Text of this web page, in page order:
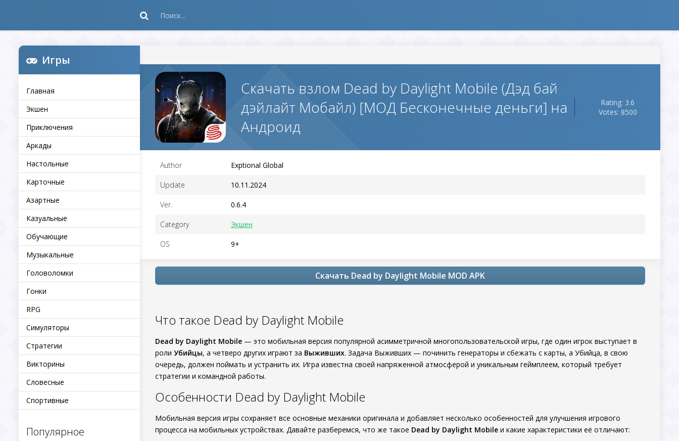
Игры
Главная
Экшен
Приключения
Аркады
Настольные
Карточные
Азартные
Казуальные
Обучающие
Музыкальные
Головоломки
Гонки
RPG
Симуляторы
Стратегии
Викторины
Словесные
Спортивные
Популярное
Скачать взлом Dead by Daylight Mobile (Дэд бай
дэйлайт Мобайл) [МОД Бесконечные деньги] на
Андроид
Rating: 3.6
Votes: 8500
Author Exptional Global
Update 10.11.2024
Ver. 0.6.4
Category Экшен
OS 9+
Скачать Dead by Daylight Mobile MOD APK
Что такое Dead by Daylight Mobile
Dead by Daylight Mobile — это мобильная версия популярной асимметричной многопользовательской игры, где один игрок выступает в
роли Убийцы, а четверо других играют за Выживших. Задача Выживших — починить генераторы и сбежать с карты, а Убийца, в свою
очередь, должен поймать и устранить их. Игра известна своей напряженной атмосферой и уникальным геймплеем, который требует
стратегии и командной работы.
Особенности Dead by Daylight Mobile
Мобильная версия игры сохраняет все основные механики оригинала и добавляет несколько особенностей для улучшения игрового
процесса на мобильных устройствах. Давайте разберемся, что же такое Dead by Daylight Mobile и какие характеристики её отличают: